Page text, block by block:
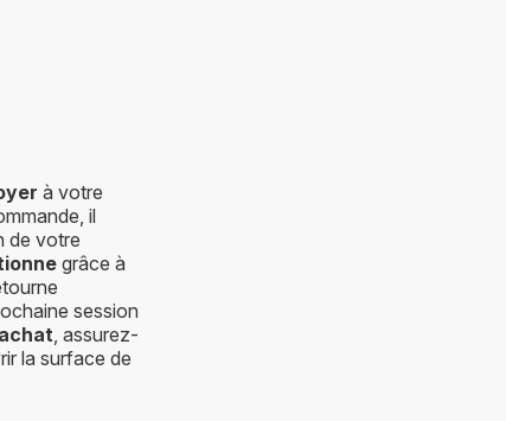
à votre
il
de votre
grâce à
session
achat, assurez-
la surface de